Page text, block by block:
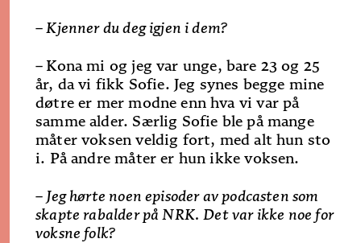
– Kjenner du deg igjen i dem?
– Kona mi og jeg var unge, bare 23 og 25
år, da vi fikk Sofie. Jeg synes begge mine
døtre er mer modne enn hva vi var på
samme alder. Særlig Sofie ble på mange
måter voksen veldig fort, med alt hun sto
i. På andre måter er hun ikke voksen.
– Jeg hørte noen episoder av podcasten som
skapte rabalder på NRK. Det var ikke noe for
voksne folk?